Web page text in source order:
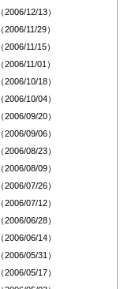
（2006/12/13）
（2006/11/29）
（2006/11/15）
（2006/11/01）
（2006/10/18）
（2006/10/04）
（2006/09/20）
（2006/09/06）
（2006/08/23）
（2006/08/09）
（2006/07/26）
（2006/07/12）
（2006/06/28）
（2006/06/14）
（2006/05/31）
（2006/05/17）